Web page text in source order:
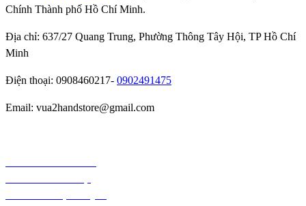
Chính Thành phố Hồ Chí Minh.
Địa chỉ: 637/27 Quang Trung, Phường Thông Tây Hội, TP Hồ Chí
Minh
Điện thoại: 0908460217- 0902491475
Email: vua2handstore@gmail.com